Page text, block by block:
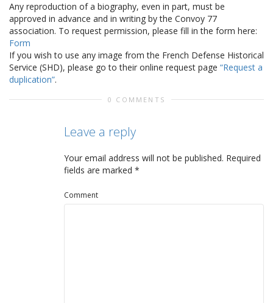
Any reproduction of a biography, even in part, must be
approved in advance and in writing by the Convoy 77
association. To request permission, please fill in the form here:
Form
If you wish to use any image from the French Defense Historical
Service (SHD), please go to their online request page “Request a
duplication”.
0 COMMENTS
Leave a reply
Your email address will not be published. Required
fields are marked *
Comment